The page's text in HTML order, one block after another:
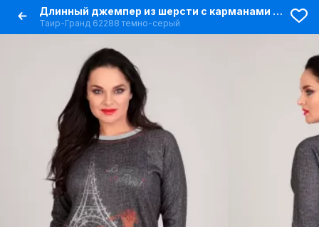
Длинный джемпер из шерсти с карманами и декоративной отделкой
Таир-Гранд 62288 темно-серый